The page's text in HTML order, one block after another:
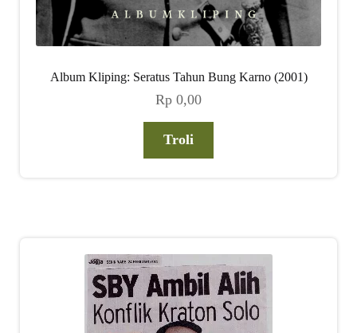
Album Kliping: Seratus Tahun Bung Karno (2001)
Rp 0,00
Troli